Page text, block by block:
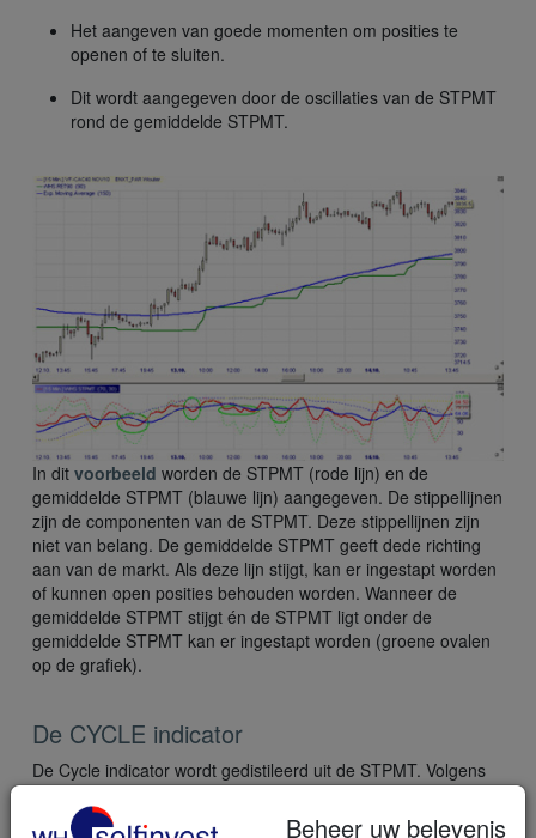
Het aangeven van goede momenten om posities te
openen of te sluiten.
Dit wordt aangegeven door de oscillaties van de STPMT
rond de gemiddelde STPMT.
In dit voorbeeld worden de STPMT (rode lijn) en de
gemiddelde STPMT (blauwe lijn) aangegeven. De stippellijnen
zijn de componenten van de STPMT. Deze stippellijnen zijn
niet van belang. De gemiddelde STPMT geeft dede richting
aan van de markt. Als deze lijn stijgt, kan er ingestapt worden
of kunnen open posities behouden worden. Wanneer de
gemiddelde STPMT stijgt én de STPMT ligt onder de
gemiddelde STPMT kan er ingestapt worden (groene ovalen
op de grafiek).
De CYCLE indicator
De Cycle indicator wordt gedistileerd uit de STPMT. Volgens
sell signalen aan. In tegenstelling tot de STPMT geeft de
Beheer uw belevenis